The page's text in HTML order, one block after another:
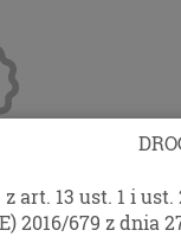
Blog
art. 13 ust. 1 i
2016/679 z dnia